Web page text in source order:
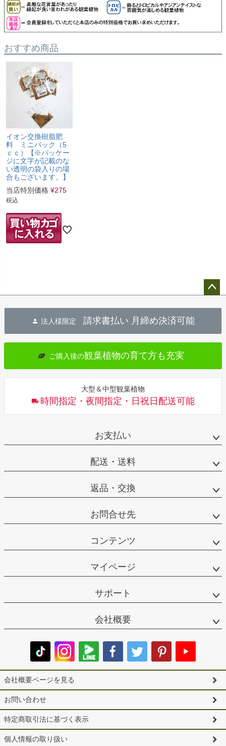
おすすめ商品
イオン交換樹脂肥
料 ミニパック（5
ｃｃ）【※パッケー
ジに文字が記載のな
い透明の袋入りの場
合もございます。】
当店特別価格 ¥275
税込
へ
法人様限定 請求書払い 月締め決済可能
ご購入後の観葉植物の育て方も充実
大型＆中型観葉植物
時間指定・夜間指定・日祝日配送可能
お支払い
配送・送料
返品・交換
お問合せ先
コンテンツ
マイページ
サポート
会社概要
会社概要ページを見る
お問い合わせ
特定商取引法に基づく表示
個人情報の取り扱い